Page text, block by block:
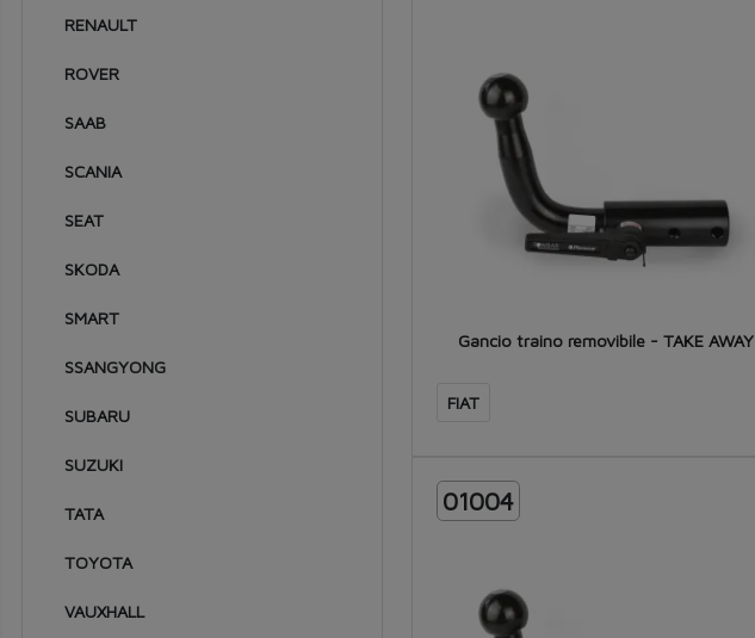
1959
1958
1957
1952
1951
1950
1949
RENAULT
ROVER
SAAB
SCANIA
SEAT
SKODA
SMART
SSANGYONG
SUBARU
SUZUKI
TATA
TOYOTA
VAUXHALL
Gancio traino removibile - TAKE AWAY
FIAT
01004